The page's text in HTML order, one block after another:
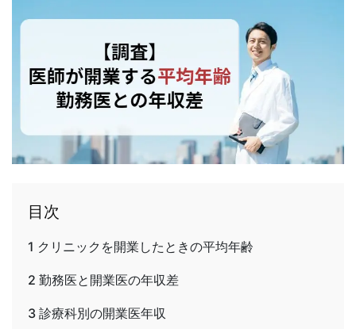
目次
1 クリニックを開業したときの平均年齢
2 勤務医と開業医の年収差
3 診療科別の開業医年収